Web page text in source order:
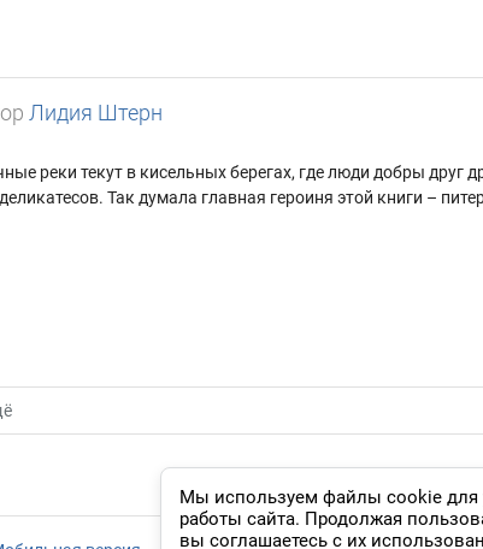
Мы используем файлы cookie для
работы сайта. Продолжая
вы соглашаетесь с их
Лидия Штерн
реки текут в кисельных берегах, где люди добры друг
Так думала главная героиня этой книги –